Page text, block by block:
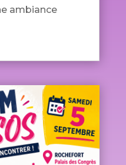
ambiance